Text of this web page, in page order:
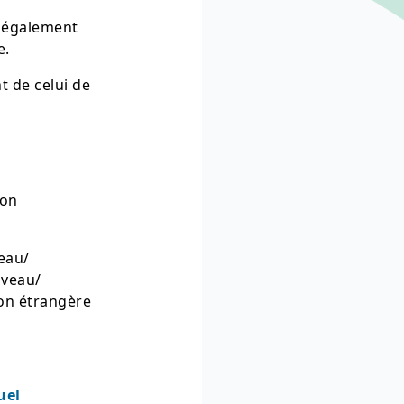
de celui de
étrangère